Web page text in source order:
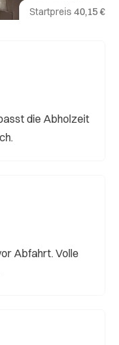
Startpreis 40,15 €
die Abholzeit
Abfahrt. Volle